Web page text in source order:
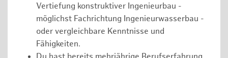
Vertiefung konstruktiver Ingenieurbau -
möglichst Fachrichtung Ingenieurwasserbau -
oder vergleichbare Kenntnisse und
Fähigkeiten.